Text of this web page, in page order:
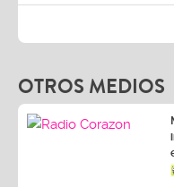
OTROS MEDIOS